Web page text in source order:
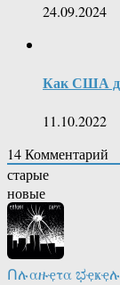
24.09.2024
Как США
11.10.2022
14Комментарий
старые
новые
Ոሉαዙҿτα